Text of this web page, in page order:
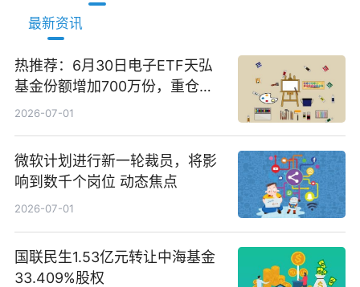
最新资讯
热推荐：6月30日电子ETF天弘
基金份额增加700万份，重仓股
立讯精密、寒武纪、工业富联
2026-07-01
微软计划进行新一轮裁员，将影
响到数千个岗位 动态焦点
2026-07-01
国联民生1.53亿元转让中海基金
33.409%股权